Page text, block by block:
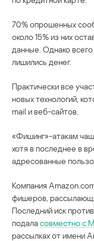
70% опрошенных
около 15% из них
данные. Однако
лишились денег.
Практически все
новых технологий,
mail и веб-сайтов.
«Фишинг»-атакам
хотя в последнее в
адресованные
Компания
фишеров,
Последний иск
подаласовместно с
рассылках от имени